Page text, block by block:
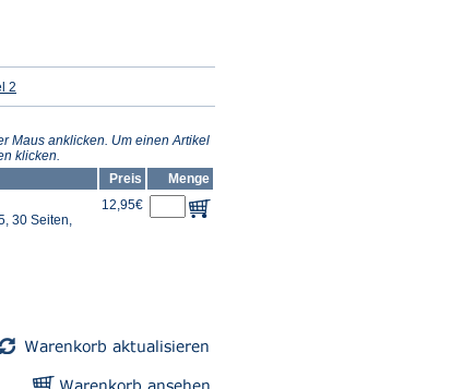
2in
einem
Tab)
Maus anklicken. Um einen Artikel
klicken.
Preis
Menge
30 Seiten,
12,95€